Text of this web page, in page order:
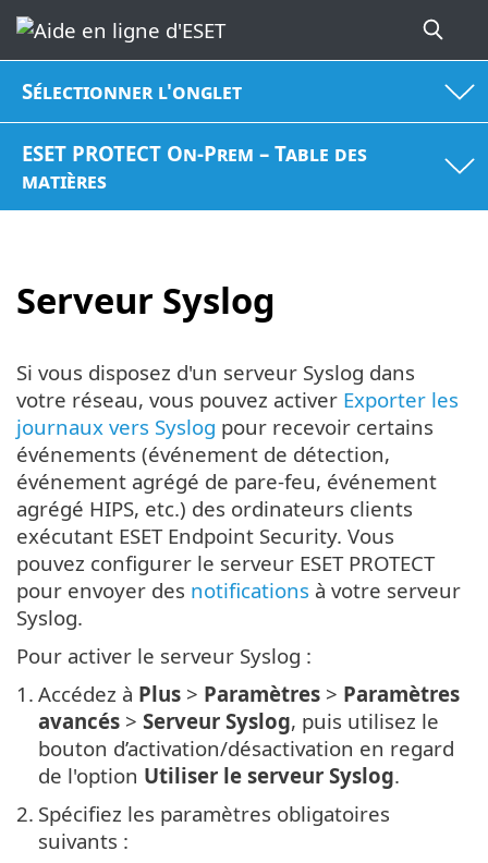
Sélectionner l'onglet
ESET PROTECT On-Prem – Table des
matières
Serveur Syslog
Si vous disposez d'un serveur Syslog dans
votre réseau, vous pouvez activer Exporter les
journaux vers Syslog pour recevoir certains
événements (événement de détection,
événement agrégé de pare-feu, événement
agrégé HIPS, etc.) des ordinateurs clients
exécutant ESET Endpoint Security. Vous
pouvez configurer le serveur ESET PROTECT
pour envoyer des notifications à votre serveur
Syslog.
Pour activer le serveur Syslog :
1. Accédez à Plus > Paramètres > Paramètres
avancés > Serveur Syslog, puis utilisez le
bouton d’activation/désactivation en regard
de l'option Utiliser le serveur Syslog.
2. Spécifiez les paramètres obligatoires
suivants :